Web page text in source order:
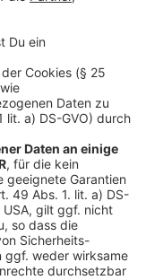
Ferrand. Im
einer
Der Große
Euro, geht
italienischen
Publikumspreis
den
und dotiert mit
„November